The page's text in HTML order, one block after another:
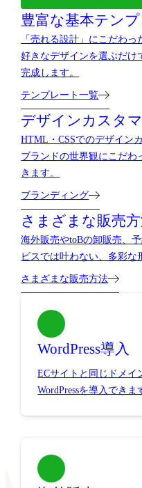
豊富な基本テンプ
「売れる設計」にこだわ
好きなデザインを選ぶだけ
完成します。
テンプレート一覧
デザインカスタ
HTML・CSSでのデザイン
ブランドの世界観にこだわ
きます。
ブランディング
さまざまな販売
海外販売やtoBの卸販売、
ビスでは叶わない、多彩な
さまざまな販売方法
WordPress導入
ECサイトと同じドメイ
WordPressを導入できま